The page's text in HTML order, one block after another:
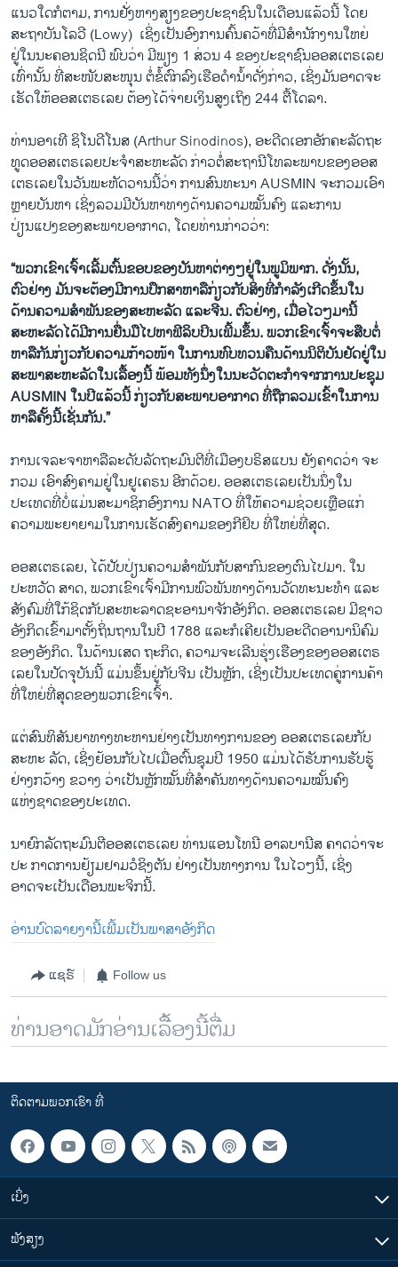
ແນວໃດກໍຕາມ, ການຢັ່ງ​ຫາງ​ສຽງຂອງປະຊາຊົນໃນ​ເດືອນ​ແລ້ວນີ້ ໂດຍ
ສະຖາບັນໂລວີ (Lowy) ​ ເຊິ່ງເປັນອົງການຄົ້ນຄວ້າທີ່ມີສໍານັກງານໃຫຍ່
ຢູ່ໃນນະຄອນຊິດນີ ພົບວ່າ ມີພຽງ 1 ສ່ວນ 4 ຂອງປະຊາຊົນອອສເຕຣເລຍ
ເທົ່ານັ້ນ ທີ່ສະໜັບສະໜຸນ ຕໍ່ຂໍ້ຕົກລົງເຮືອດໍານໍ້າດັ່ງກ່າວ, ເຊິ່ງມັນອາດຈະ
ເຮັດໃຫ້ອອສເຕຣເລຍ ຕ້ອງ​ໄດ້ຈ່າຍ​ເງິນສູງເຖິງ 244 ຕື້ໂດລາ.
ທ່ານອາເທີ ຊິໂນດີໂນສ (Arthur Sinodinos), ອະດີດເອກອັກຄະລັດຖະ
ທູດອອສເຕຣເລຍປະຈໍາສະຫະລັດ ກ່າວຕໍ່ສະຖານີໂທລະພາບຂອງອອສ
ເຕຣເລຍໃນວັນພະຫັດວານນີ້ວ່າ ການສົນທະນາ AUSMIN ຈະກວມເອົາ
ຫຼາຍບັນຫາ ເຊິ່ງລວມມີບັນຫາທາງດ້ານຄວາມໝັ້ນຄົງ ແລະການ
ປ່ຽນແປງຂອງສະພາບອາກາດ, ໂດຍທ່ານກ່າວວ່າ:
“ພວກເຂົາເຈົ້າເລີ້ມຕົ້ນຂອບຂອງບັນຫາຕ່າງໆຢູ່ໃນພູມິພາກ. ດັ່ງນັ້ນ,
ຕົວຢ່າງ ມັນຈະຕ້ອງມີການປຶກສາຫາລືກ່ຽວກັບສິ່ງທີ່ກໍາລັງເກີດຂຶ້ນໃນ
ດ້ານຄວາມສໍາພັນຂອງສະຫະລັດ ແລະຈີນ. ຕົວຢ່າງ,​ເມື່ອ​ໄວໆ​ມານີ້
ສະຫະລັດ​ໄດ້​ມີ​ການ​ຍື່ນ​ມືໄປຫາຟີລິບປິນເພີ້ມຂຶ້ນ. ພວກເຂົາເຈົ້າຈະສືບ​ຕໍ່
ຫາລື​ກັນກ່ຽວກັບຄວາມກ້າວໜ້າ ໃນການທົບ​ທວນ​ຄືນ​ດ້ານ​ນິ​ຕິ​ບັນ​ຢັດ​ຢູ່​ໃນ​
ສະ​ພາສະຫະລັດໃນ​ເລື້ອງນີ້ ພ້ອມທັງນຶ່ງໃນນະວັດຕະກໍາຈາກການປະຊຸມ
AUSMIN ໃນປີແລ້ວນີ້ ກ່ຽວກັບສະພາບອາກາດ ທີ່ຖືກລວມເຂົ້າໃນການ
ຫາລືຄັ້ງນີ້ເຊັ່ນກັນ.”
ການ​ເຈ​ລະ​ຈາຫາລື​ລະ​ດັບລັດຖະມົນ​ຕີ​ທີ່ເມືອງບຣິສແບນ ຍັງຄາດວ່າ ຈະ
ກວມ ເອົາສົງຄາມຢູ່ໃນຢູເຄຣນ ອີກດ້ວຍ. ອອສເຕຣເລຍເປັນນຶ່ງໃນ
ປະເທດທີ່ບໍ່ແມ່ນສະມາຊິກອົງການ NATO ທີ່ໃຫ້ຄວາມຊ່ວຍເຫຼືອແກ່
ຄວາມພະຍາຍາມ​ໃນ​ການ​ເຮັດສົງຄາມຂອງກີຢິບ ທີ່ໃຫຍ່ທີ່ສຸດ.
ອອສເຕຣເລຍ, ໄດ້​ປັບປ່ຽນຄວາມສໍາພັນກັບສາກົນຂອງຕົນໄປມາ. ໃນ
ປະຫວັດ ສາດ, ພວກເຂົາເຈົ້າມີການພົວພັນທາງດ້ານວັດທະນະທໍາ ແລະ
ສັງຄົມທີ່​ໃກ້​ຊິດກັບສະຫະລາດຊະອານາຈັກອັງກິດ. ອອສເຕຣເລຍ ມີຊາວ
ອັງກິດ​ເຂົ້າ​ມາ​ຕັ້ງ​ຖິ່ນ​ຖານໃນປີ 1788 ແລະກໍເຄີຍເປັນອະດີດອານານິຄົມ
ຂອງອັງກິດ. ໃນດ້ານເສດ ຖະກິດ, ຄວາມຈະເລີນຮຸ່ງເຮືອງຂອງອອສເຕຣ
ເລຍໃນປັດຈຸບັນນີ້ ແມ່ນຂຶ້ນຢູ່ກັບຈີນ ເປັນຫຼັກ, ເຊິ່ງເປັນປະເທດຄູ່ການຄ້າ
ທີ່ໃຫຍ່ທີ່ສຸດຂອງພວກເຂົາເຈົ້າ.
ແຕ່ສົນທິສັນຍາທາງທະຫານຢ່າງເປັນທາງການຂອງ ອອສເຕຣເລຍກັບ
ສະຫະ ລັດ, ເຊິ່ງຢ້ອນ​ກັບ​ໄປ​ເມື່ອຕົ້ນຊຸມປີ 1950 ແມ່ນໄດ້ຮັບການຮັບຮູ້
ຢ່າງກວ້າງ ຂວາງ ວ່າເປັນຫຼັກໝັ້ນທີ່ສໍາຄັນທາງດ້ານຄວາມໝັ້ນຄົງ
ແຫ່ງຊາດຂອງປະເທດ.
ນາຍົກລັດຖະມົນຕີອອສເຕຣເລຍ ທ່ານແອນໂທນີ ອາລບານີສ ຄາດວ່າຈະ
ປະ ກາດການຢ້ຽມຢາມວໍຊິງຕັນ ຢ່າງເປັນທາງການ ໃນໄວໆນີ້, ເຊິ່ງ
ອາດຈະເປັນເດືອນພະຈິກນີ້.
ອ່ານບົດລາຍງານີ້ເພີ້ມເປັນພາສາອັງກິດ
ແຊຣ໌ Follow us
ທ່ານອາດມັກອ່ານເລື້ອງນີ້ຕື່ມ
ຕິດຕາມພວກເຮົາ ທີ່
ເບິ່ງ
ຟັງສຽງ